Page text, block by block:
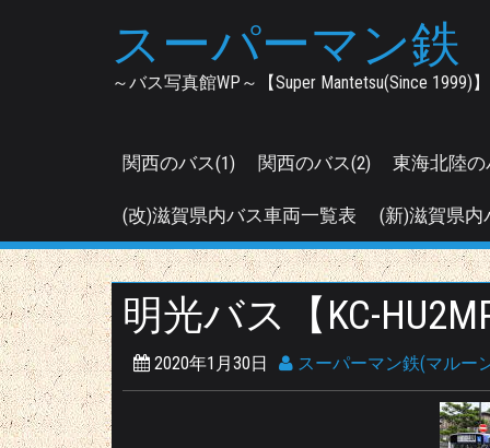
スーパーマン鉄
～バス写真館WP～【Super Mantetsu(Since 1999)】
関西のバス(1) 関西のバス(2) 東海北陸の
(改)滋賀県内バス車両一覧表 (新)滋賀県内
明光バス【KC-
2020年1月30日 スーパーマン鉄(マルー